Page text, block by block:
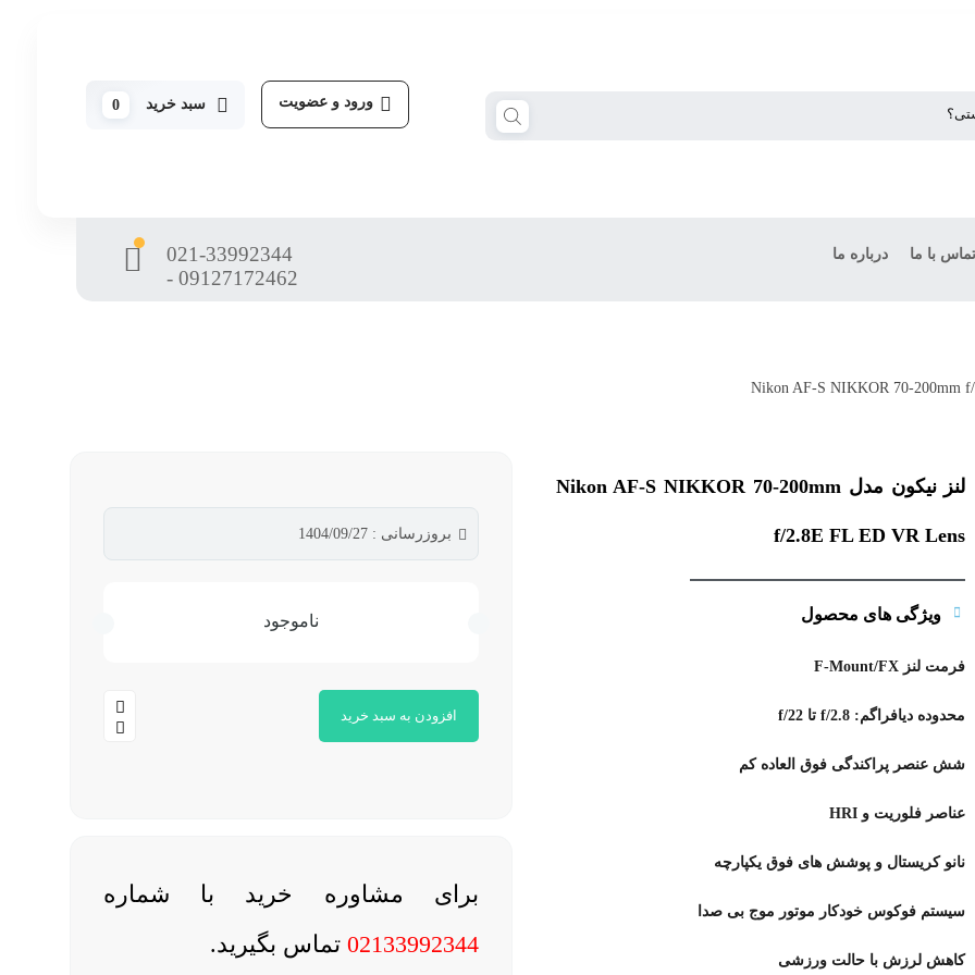
سبد خرید 0 ورود و عضویت
تماس با ما درباره ما
021-33992344
- 09127172462
لنز نیکون مدل Nikon AF-S NIKKOR 70-200mm
f/2.8E FL ED VR Lens
ویژگی های محصول
فرمت لنز F-Mount/FX
محدوده دیافراگم: f/2.8 تا f/22
شش عنصر پراکندگی فوق العاده کم
عناصر فلوریت و HRI
نانو کریستال و پوشش های فوق یکپارچه
سیستم فوکوس خودکار موتور موج بی صدا
کاهش لرزش با حالت ورزشی
بروزرسانی : 1404/09/27
ناموجود
افزودن به سبد خرید
برای مشاوره خرید با شماره
02133992344 تماس بگیرید.